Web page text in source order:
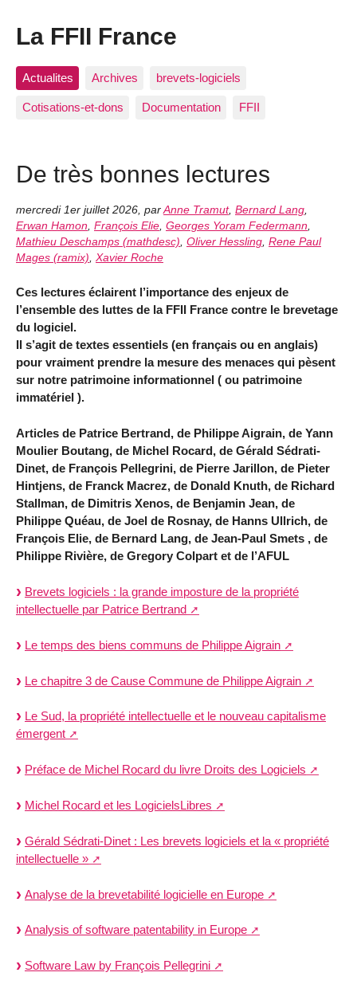
La FFII France
Actualites Archives brevets-logiciels
Cotisations-et-dons Documentation FFII
De très bonnes lectures
mercredi 1er juillet 2026 par Anne Tramut, Bernard Lang
Erwan Hamon François Elie Georges Yoram Federmann
Mathieu Deschamps (mathdesc) Oliver Hessling Rene Paul
Mages (ramix) Xavier Roche
Ces lectures éclairent l’importance des enjeux de
l’ensemble des luttes de la FFII France contre le brevetage
du logiciel.
Il s’agit de textes essentiels (en français ou en anglais)
pour vraiment prendre la mesure des menaces qui pèsent
sur notre patrimoine informationnel ( ou patrimoine
immatériel ).
Articles de Patrice Bertrand, de Philippe Aigrain, de Yann
Moulier Boutang, de Michel Rocard, de Gérald Sédrati-
Dinet, de François Pellegrini, de Pierre Jarillon, de Pieter
Hintjens, de Franck Macrez, de Donald Knuth, de Richard
Stallman, de Dimitris Xenos, de Benjamin Jean, de
Philippe Quéau, de Joel de Rosnay, de Hanns Ullrich, de
François Elie, de Bernard Lang, de Jean-Paul Smets , de
Philippe Rivière, de Gregory Colpart et de l’AFUL
Brevets logiciels : la grande imposture de la propriété
intellectuelle par Patrice Bertrand
Le temps des biens communs de Philippe Aigrain
Le chapitre 3 de Cause Commune de Philippe Aigrain
Le Sud, la propriété intellectuelle et le nouveau capitalisme
émergent
Préface de Michel Rocard du livre Droits des Logiciels
Michel Rocard et les LogicielsLibres
Gérald Sédrati-Dinet : Les brevets logiciels et la « propriété
intellectuelle »
Analyse de la brevetabilité logicielle en Europe
Analysis of software patentability in Europe
Software Law by François Pellegrini